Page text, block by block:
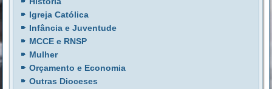
Igreja Católica
Infância e Juventude
MCCE e RNSP
Mulher
Orçamento e Economia
Outras Dioceses